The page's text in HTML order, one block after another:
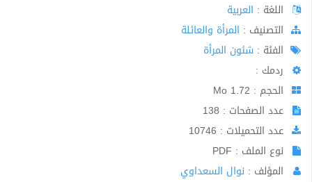
اللغة : العربية
اﻟﺘﺼﻨﻴﻒ : المرأة والعائلة
الفئة : شئون المرأة
ردمك :
الحجم : 1.72 Mo
عدد الصفحات : 138
عدد التحميلات : 10746
نوع الملف : PDF
المؤلف : نوال السعداوي